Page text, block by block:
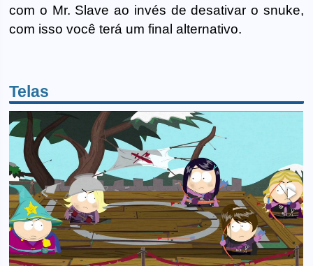
com o Mr. Slave ao invés de desativar o snuke,
com isso você terá um final alternativo.
Telas